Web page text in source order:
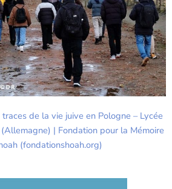
de la vie juive en Pologne – Lycée
| Fondation pour la Mémoire
(fondationshoah.org)